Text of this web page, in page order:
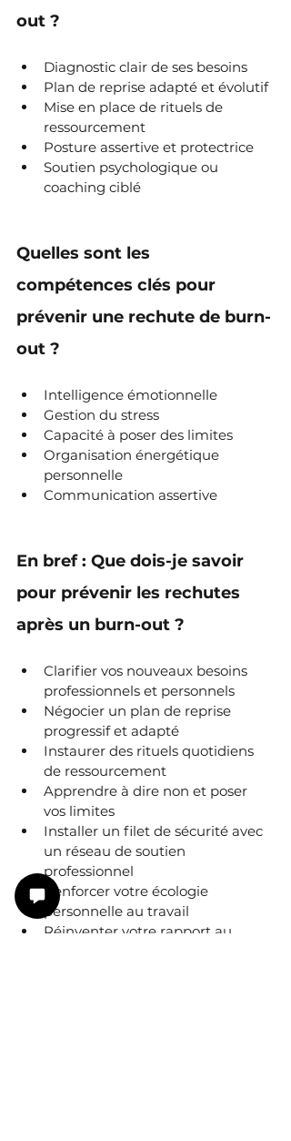
out ?
Diagnostic clair de ses besoins
Plan de reprise adapté et évolutif
Mise en place de rituels de
ressourcement
Posture assertive et protectrice
Soutien psychologique ou
coaching ciblé
Quelles sont les
compétences clés pour
prévenir une rechute de burn-
out ?
Intelligence émotionnelle
Gestion du stress
Capacité à poser des limites
Organisation énergétique
personnelle
Communication assertive
En bref : Que dois-je savoir
pour prévenir les rechutes
après un burn-out ?
Clarifier vos nouveaux besoins
professionnels et personnels
Négocier un plan de reprise
progressif et adapté
Instaurer des rituels quotidiens
de ressourcement
Apprendre à dire non et poser
vos limites
Installer un filet de sécurité avec
un réseau de soutien
professionnel
Renforcer votre écologie
personnelle au travail
Réinventer votre rapport au